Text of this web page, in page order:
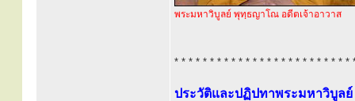
พระมหาวิบูลย์ พุทฺธญาโณ อดีตเจ้าอาวาส
* * * * * * * * * * * * * * * * * * * * * * * * *
ประวัติและปฏิปทาพระมหาวิบูล